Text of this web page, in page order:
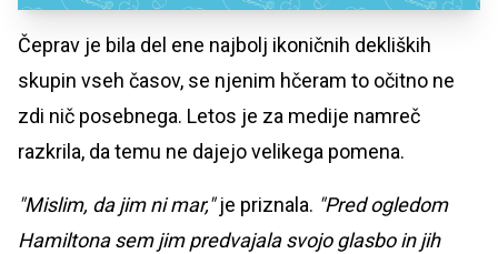
Čeprav je bila del ene najbolj ikoničnih dekliških
skupin vseh časov, se njenim hčeram to očitno ne
zdi nič posebnega. Letos je za medije namreč
razkrila, da temu ne dajejo velikega pomena.
"Mislim, da jim ni mar,"je priznala. "Pred ogledom
Hamiltona sem jim predvajala svojo glasbo in jih